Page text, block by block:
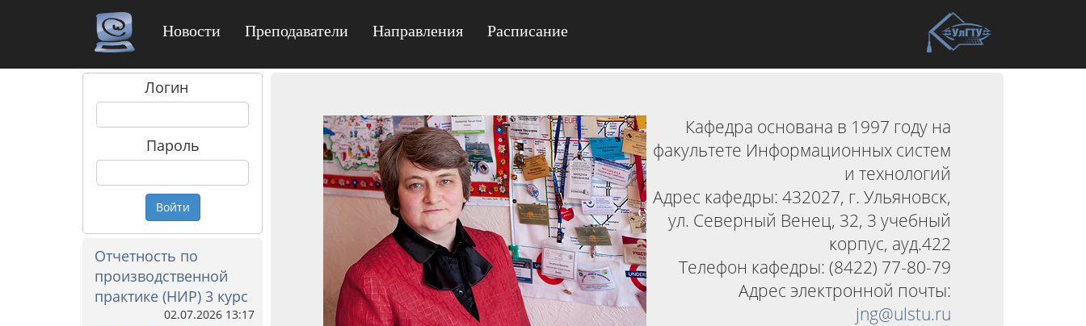
Новости Преподаватели Направления Расписание
Логин
Пароль
Войти
Отчетность по
производственной
практике (НИР) 3 курс
02.07.2026 13:17
Кафедра основана в 1997 году на
факультете Информационных систем
и технологий
Адрес кафедры: 432027, г. Ульяновск,
ул. Северный Венец, 32, 3 учебный
корпус, ауд.422
Телефон кафедры: (8422) 77-80-79
Адрес электронной почты:
jng@ulstu.ru